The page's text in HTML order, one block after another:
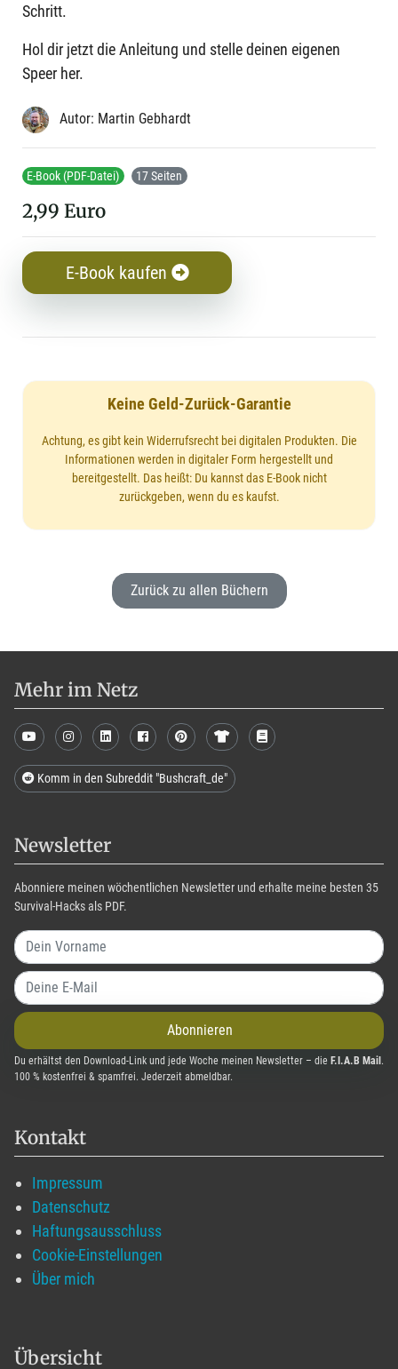
Schritt.
Hol dir jetzt die Anleitung und stelle deinen eigenen
Speer her.
Autor: Martin Gebhardt
E-Book (PDF-Datei) 17 Seiten
2,99 Euro
E-Book kaufen
Keine Geld-Zurück-Garantie
Achtung, es gibt kein Widerrufsrecht bei digitalen Produkten. Die
Informationen werden in digitaler Form hergestellt und
bereitgestellt. Das heißt: Du kannst das E-Book nicht
zurückgeben, wenn du es kaufst.
Zurück zu allen Büchern
Mehr im Netz
Komm in den Subreddit "Bushcraft_de"
Newsletter
Abonniere meinen wöchentlichen Newsletter und erhalte meine besten 35
Survival-Hacks als PDF.
Abonnieren
Du erhältst den Download-Link und jede Woche meinen Newsletter – die F.I.A.B Mail.
100 % kostenfrei & spamfrei. Jederzeit abmeldbar.
Kontakt
Impressum
Datenschutz
Haftungsausschluss
Cookie-Einstellungen
Über mich
Übersicht